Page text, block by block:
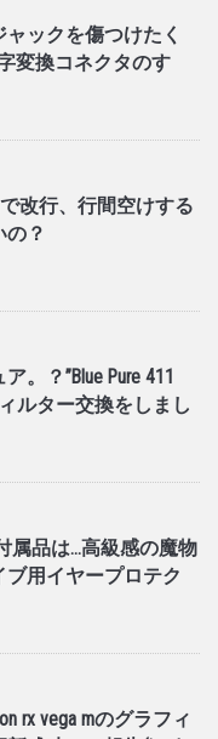
ックを傷つけたく
変換コネクタのすゝ
で改行、行間空けする
の？
。？”Blue Pure 411
ィルター交換をしまし
属品は…高級感の魔物
用イヤープロテク
rx vega mのグラフィ